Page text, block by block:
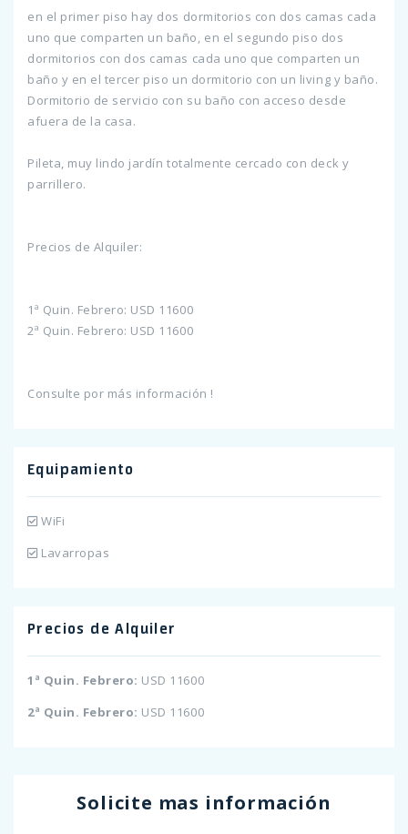
en el primer piso hay dos dormitorios con dos camas cada
uno que comparten un baño, en el segundo piso dos
dormitorios con dos camas cada uno que comparten un
baño y en el tercer piso un dormitorio con un living y baño.
Dormitorio de servicio con su baño con acceso desde
afuera de la casa.
Pileta, muy lindo jardín totalmente cercado con deck y
parrillero.
Precios de Alquiler:
1ª Quin. Febrero: USD 11600
2ª Quin. Febrero: USD 11600
Consulte por más información !
Equipamiento
WiFi
Lavarropas
Precios de Alquiler
1ª Quin. Febrero: USD 11600
2ª Quin. Febrero: USD 11600
Solicite mas información